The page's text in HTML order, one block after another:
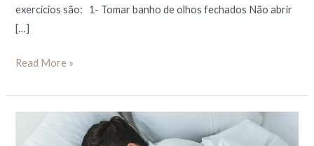
exercícios são: 1- Tomar banho de olhos fechados Não abrir
[…]
Read More »